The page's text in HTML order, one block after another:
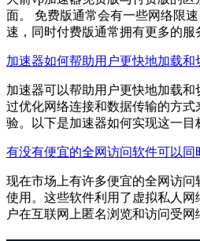
面。 免费版通常会有一些网络限
速，同时付费版通常拥有更多的服
加速器如何帮助用户更快地加载和
加速器可以帮助用户更快地加载
过优化网络连接和数据传输的方
验。以下是加速器如何实现这一目
有没有便宜的全网访问软件可以同
现在市场上有许多便宜的全网访
使用。这些软件利用了虚拟私人网
户在互联网上匿名浏览和访问受网